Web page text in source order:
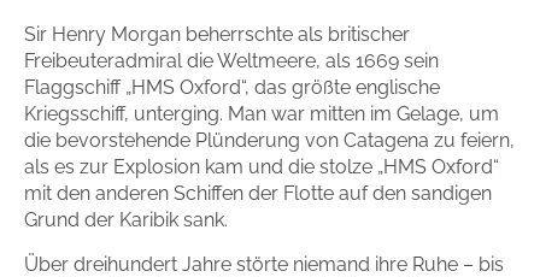
Sir Henry Morgan beherrschte als britischer
Freibeuteradmiral die Weltmeere, als 1669 sein
Flaggschiff „HMS Oxford“, das größte englische
Kriegsschiff, unterging. Man war mitten im Gelage, um
die bevorstehende Plünderung von Catagena zu feiern,
als es zur Explosion kam und die stolze „HMS Oxford“
mit den anderen Schiffen der Flotte auf den sandigen
Grund der Karibik sank.
Über dreihundert Jahre störte niemand ihre Ruhe – bis